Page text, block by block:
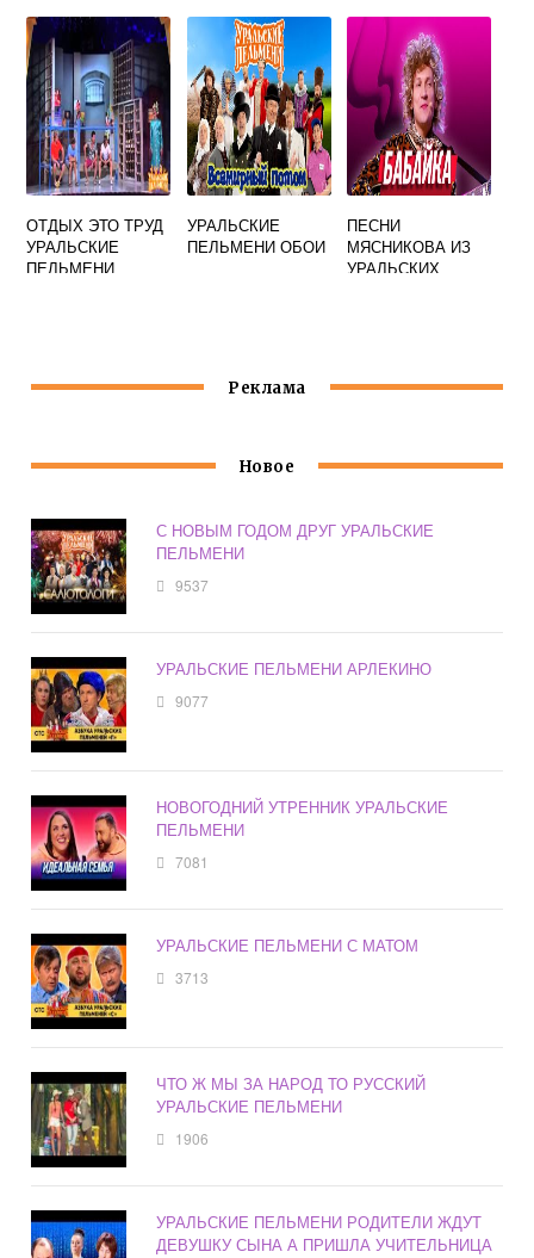
ОТДЫХ ЭТО ТРУД
УРАЛЬСКИЕ
ПЕЛЬМЕНИ
УРАЛЬСКИЕ
ПЕЛЬМЕНИ ОБОИ
ПЕСНИ
МЯСНИКОВА ИЗ
УРАЛЬСКИХ
Реклама
Новое
С НОВЫМ ГОДОМ ДРУГ УРАЛЬСКИЕ
ПЕЛЬМЕНИ
9537
УРАЛЬСКИЕ ПЕЛЬМЕНИ АРЛЕКИНО
9077
НОВОГОДНИЙ УТРЕННИК УРАЛЬСКИЕ
ПЕЛЬМЕНИ
7081
УРАЛЬСКИЕ ПЕЛЬМЕНИ С МАТОМ
3713
ЧТО Ж МЫ ЗА НАРОД ТО РУССКИЙ
УРАЛЬСКИЕ ПЕЛЬМЕНИ
1906
УРАЛЬСКИЕ ПЕЛЬМЕНИ РОДИТЕЛИ ЖДУТ
ДЕВУШКУ СЫНА А ПРИШЛА УЧИТЕЛЬНИЦА